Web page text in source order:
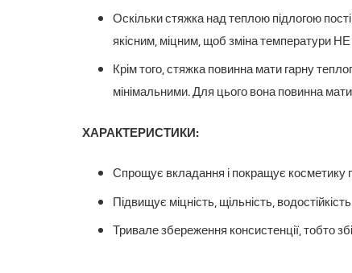
Оскільки стяжка над теплою підлогою
якісним, міцним, щоб зміна температури
Крім того, стяжка повинна мати гарну
мінімальними. Для цього вона повинна
ХАРАКТЕРИСТИКИ:
Спрощує вкладання і покращує косметику
Підвищує міцність, щільність,
Тривале збереження консистенції, тобто